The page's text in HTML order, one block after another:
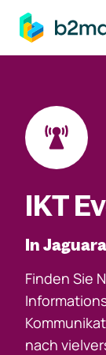
IKT
In
Finden Sie
nach